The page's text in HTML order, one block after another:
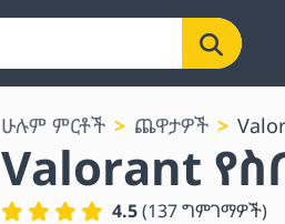
ሁሉም ምርቶች ጨዋታዎች
Valorant
4.5(137ግምገማዎች)